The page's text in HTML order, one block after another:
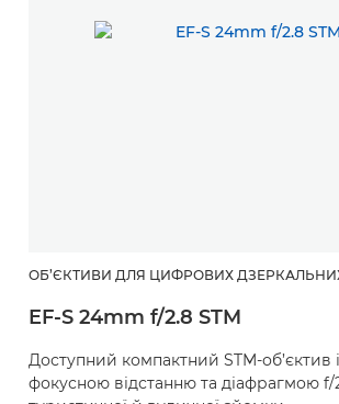
ОБ’ЄКТИВИ ДЛЯ ЦИФРОВИХ
EF-S 24mm f/2.8 STM
Доступний компактний STM-об’єктив
фокусною відстанню та діафрагмою f/